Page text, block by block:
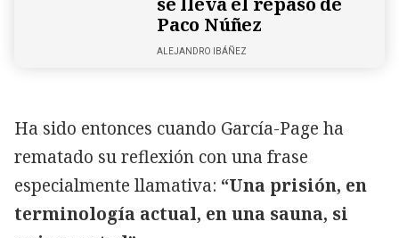
Paco Núñez
ALEJANDRO IBÁÑEZ
Ha sido entonces cuando García-Page ha
rematado su reflexión con una frase
especialmente llamativa: “Una prisión, en
terminología actual, en una sauna, si